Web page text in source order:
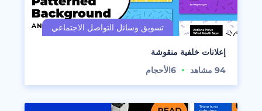
إعلانات خلفية منقوشة
94 مشاهد 6الأحجام